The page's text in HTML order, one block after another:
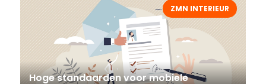
ZMN INTERIEUR
Hoge standaarden voor mobiele